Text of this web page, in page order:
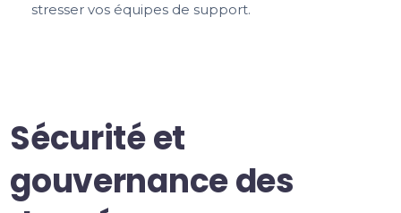
stresser vos équipes de support.
Sécurité et
gouvernance des